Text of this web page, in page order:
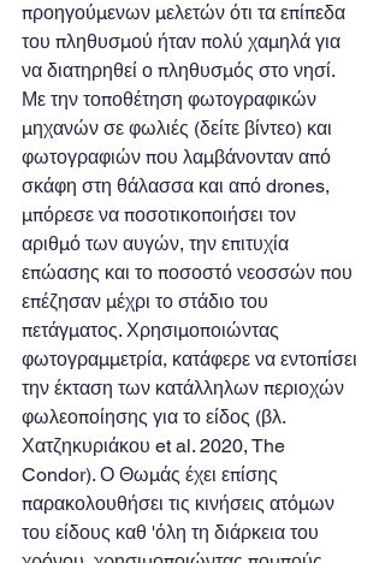
προηγούμενων μελετών ότι τα επίπεδα
του πληθυσμού ήταν πολύ χαμηλά για
να διατηρηθεί ο πληθυσμός στο νησί.
Με την τοποθέτηση φωτογραφικών
μηχανών σε φωλιές (δείτε βίντεο) και
φωτογραφιών που λαμβάνονταν από
σκάφη στη θάλασσα και από drones,
μπόρεσε να ποσοτικοποιήσει τον
αριθμό των αυγών, την επιτυχία
επώασης και το ποσοστό νεοσσών που
επέζησαν μέχρι το στάδιο του
πετάγματος. Χρησιμοποιώντας
φωτογραμμετρία, κατάφερε να εντοπίσει
την έκταση των κατάλληλων περιοχών
φωλεοποίησης για το είδος (βλ.
Χατζηκυριάκου et al. 2020, The
Condor). Ο Θωμάς έχει επίσης
παρακολουθήσει τις κινήσεις ατόμων
του είδους καθ 'όλη τη διάρκεια του